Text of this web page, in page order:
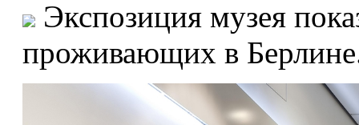
Экспозиция музея
проживающих в